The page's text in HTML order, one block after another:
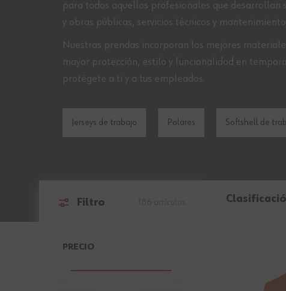
para todos aquellos profesionales que desarrollan
y obras públicas, servicios técnicos y
Nuestras prendas incorporan los mejores
mayor protección, estilo y funcionalidad en
protégete a ti y a tus empleados.
Jerseys de trabajo Polares Softshell de
Filtro
Ir a la lista de productos
PRECIO